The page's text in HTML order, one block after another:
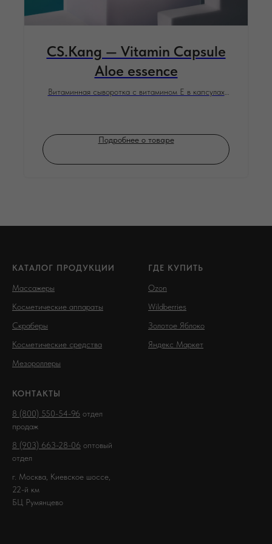
CS.Kang — Vitamin Capsule
Aloe essence
Витаминная сыворотка с витамином Е в капсулах
Подробнее о товаре
КАТАЛОГ ПРОДУКЦИИ
Массажеры
Косметические аппараты
Скраберы
Косметические средства
Мезороллеры
ГДЕ КУПИТЬ
Ozon
Wildberries
Золотое Яблоко
Яндекс Маркет
КОНТАКТЫ
8 (800) 550-54-96 отдел
продаж
8 (903) 663-28-06 оптовый
отдел
г. Москва, Киевское шоссе,
22-й км
БЦ Румянцево